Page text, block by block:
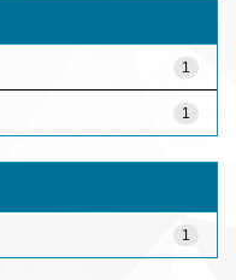
1
1
1